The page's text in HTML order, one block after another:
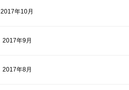
2017年10月
2017年9月
2017年8月